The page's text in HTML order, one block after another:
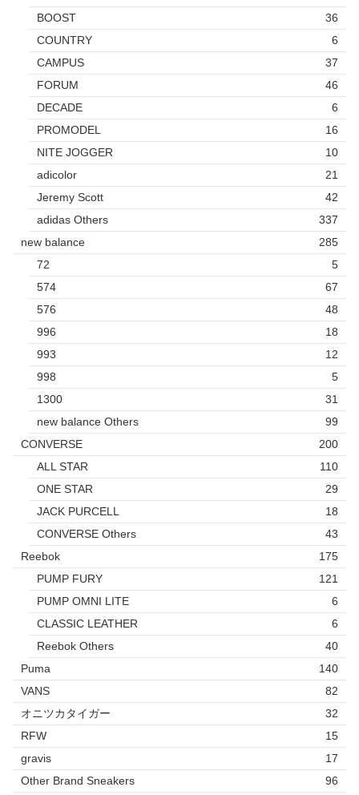
BOOST
36
COUNTRY
6
CAMPUS
37
FORUM
46
DECADE
6
PROMODEL
16
NITE JOGGER
10
adicolor
21
Jeremy Scott
42
adidas Others
337
new balance
285
72
5
574
67
576
48
996
18
993
12
998
5
1300
31
new balance Others
99
CONVERSE
200
ALL STAR
110
ONE STAR
29
JACK PURCELL
18
CONVERSE Others
43
Reebok
175
PUMP FURY
121
PUMP OMNI LITE
6
CLASSIC LEATHER
6
Reebok Others
40
Puma
140
VANS
82
オニツカタイガー
32
RFW
15
gravis
17
Other Brand Sneakers
96